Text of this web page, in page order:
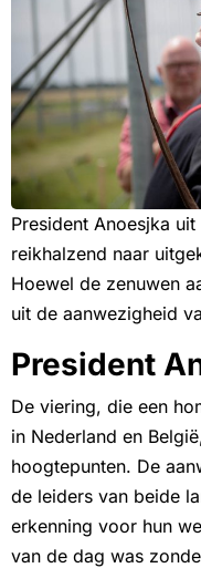
President Anoesjka
reikhalzend naar
Hoewel de zenuwen
uit de aanwezigheid
President
De viering, die een
in Nederland en
hoogtepunten. De
de leiders van beide
erkenning voor hun
van de dag was